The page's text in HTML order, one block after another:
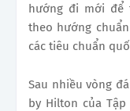
hướng đi mới để
theo hướng
các tiêu chuẩn
Sau nhiều vòng
by Hilton của